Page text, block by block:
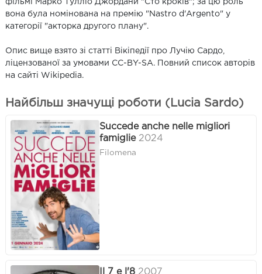
фільмі Марко Тулліо Джордани "Сто кроків"; за цю роль
вона була номінована на премію "Nastro d'Argento" у
категорії "акторка другого плану".
Опис вище взято зі статті Вікіпедії про Лучію Сардо,
ліцензованої за умовами CC-BY-SA. Повний список авторів
на сайті Wikipedia.
Найбільш значущі роботи (Lucia Sardo)
Succede anche nelle migliori
famiglie 2024
Filomena
Il 7 e l'8 2007